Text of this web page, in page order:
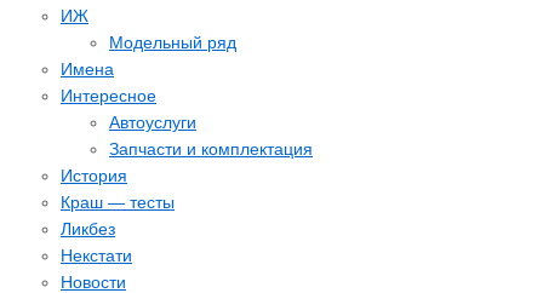
ИЖ
Модельный ряд
Имена
Интересное
Автоуслуги
Запчасти и комплектация
История
Краш — тесты
Ликбез
Некстати
Новости